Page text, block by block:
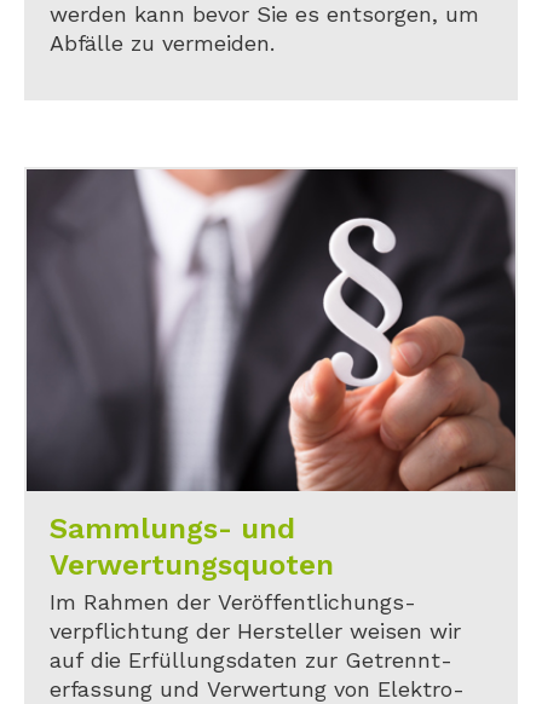
werden kann bevor Sie es entsorgen, um
Abfälle zu vermeiden.
Sammlungs- und
Verwertungsquoten
Im Rahmen der Veröffentlichungs-
verpflichtung der Hersteller weisen wir
auf die Erfüllungsdaten zur Getrennt-
erfassung und Verwertung von Elektro-